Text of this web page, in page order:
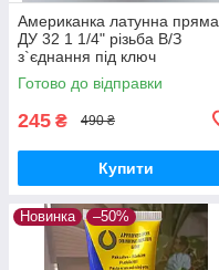
Американка латунна пряма
ДУ 32 1 1/4" різьба В/З
з`єднання під ключ
Готово до відправки
245 ₴ 490 ₴
Купити
Новинка –50%